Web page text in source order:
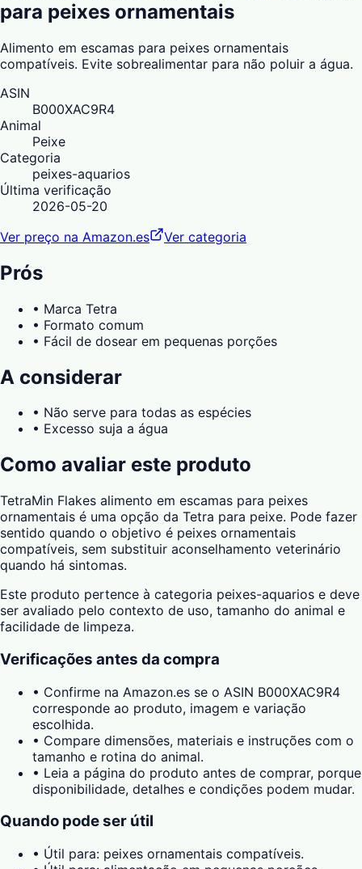
para peixes ornamentais
Alimento em escamas para peixes ornamentais
compatíveis. Evite sobrealimentar para não poluir a água.
ASIN
B000XAC9R4
Animal
Peixe
Categoria
peixes-aquarios
Última verificação
2026-05-20
Ver preço na Amazon.es
Ver categoria
Prós
• Marca Tetra
• Formato comum
• Fácil de dosear em pequenas porções
A considerar
• Não serve para todas as espécies
• Excesso suja a água
Como avaliar este produto
TetraMin Flakes alimento em escamas para peixes
ornamentais é uma opção da Tetra para peixe. Pode fazer
sentido quando o objetivo é peixes ornamentais
compatíveis, sem substituir aconselhamento veterinário
quando há sintomas.
Este produto pertence à categoria peixes-aquarios e deve
ser avaliado pelo contexto de uso, tamanho do animal e
facilidade de limpeza.
Verificações antes da compra
• Confirme na Amazon.es se o ASIN B000XAC9R4
corresponde ao produto, imagem e variação
escolhida.
• Compare dimensões, materiais e instruções com o
tamanho e rotina do animal.
• Leia a página do produto antes de comprar, porque
disponibilidade, detalhes e condições podem mudar.
Quando pode ser útil
• Útil para: peixes ornamentais compatíveis.